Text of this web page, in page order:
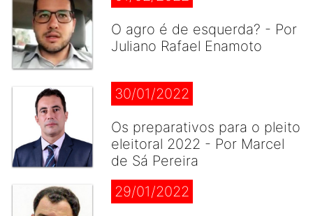
O agro é de esquerda? - Por
Juliano Rafael Enamoto
30/01/2022
Os preparativos para o pleito
eleitoral 2022 - Por Marcel
de Sá Pereira
29/01/2022